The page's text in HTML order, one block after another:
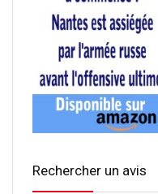
Rechercher un avis